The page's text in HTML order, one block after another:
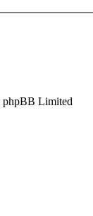
Limited